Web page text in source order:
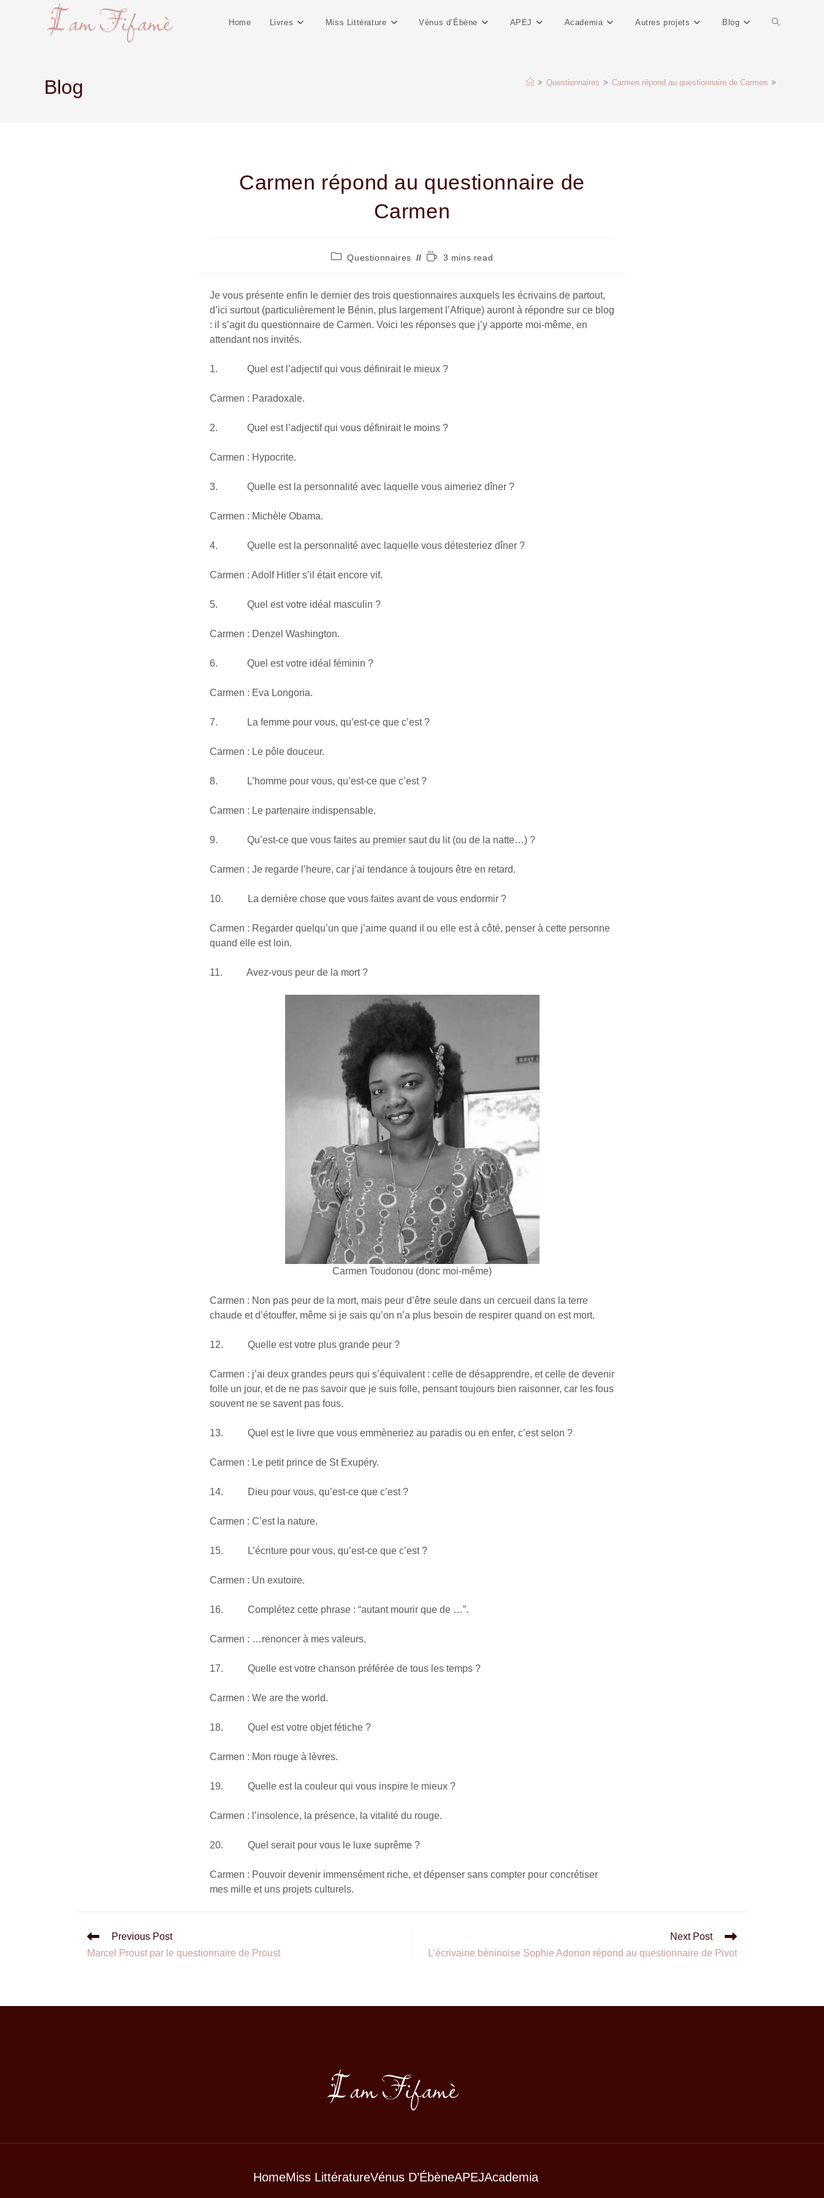
Home Livres Miss Littérature Vénus d’Ébène APEJ Academia Autres projets Blog
Blog > Questionnaires > Carmen répond au questionnaire de Carmen >
Carmen répond au questionnaire de
Carmen
Questionnaires 3 mins read
Je vous présente enfin le dernier des trois questionnaires auxquels les écrivains de partout,
d’ici surtout (particulièrement le Bénin, plus largement l’Afrique) auront à répondre sur ce blog
: il s’agit du questionnaire de Carmen. Voici les réponses que j’y apporte moi-même, en
attendant nos invités.
1. Quel est l’adjectif qui vous définirait le mieux ?
Carmen : Paradoxale.
2. Quel est l’adjectif qui vous définirait le moins ?
Carmen : Hypocrite.
3. Quelle est la personnalité avec laquelle vous aimeriez dîner ?
Carmen : Michèle Obama.
4. Quelle est la personnalité avec laquelle vous détesteriez dîner ?
Carmen : Adolf Hitler s’il était encore vif.
5. Quel est votre idéal masculin ?
Carmen : Denzel Washington.
6. Quel est votre idéal féminin ?
Carmen : Eva Longoria.
7. La femme pour vous, qu’est-ce que c’est ?
Carmen : Le pôle douceur.
8. L’homme pour vous, qu’est-ce que c’est ?
Carmen : Le partenaire indispensable.
9. Qu’est-ce que vous faites au premier saut du lit (ou de la natte…) ?
Carmen : Je regarde l’heure, car j’ai tendance à toujours être en retard.
10. La dernière chose que vous faites avant de vous endormir ?
Carmen : Regarder quelqu’un que j’aime quand il ou elle est à côté, penser à cette personne
quand elle est loin.
11. Avez-vous peur de la mort ?
Carmen Toudonou (donc moi-même)
Carmen : Non pas peur de la mort, mais peur d’être seule dans un cercueil dans la terre
chaude et d’étouffer, même si je sais qu’on n’a plus besoin de respirer quand on est mort.
12. Quelle est votre plus grande peur ?
Carmen : j’ai deux grandes peurs qui s’équivalent : celle de désapprendre, et celle de devenir
folle un jour, et de ne pas savoir que je suis folle, pensant toujours bien raisonner, car les fous
souvent ne se savent pas fous.
13. Quel est le livre que vous emmèneriez au paradis ou en enfer, c’est selon ?
Carmen : Le petit prince de St Exupéry.
14. Dieu pour vous, qu’est-ce que c’est ?
Carmen : C’est la nature.
15. L’écriture pour vous, qu’est-ce que c’est ?
Carmen : Un exutoire.
16. Complétez cette phrase : “autant mourir que de …”.
Carmen : …renoncer à mes valeurs.
17. Quelle est votre chanson préférée de tous les temps ?
Carmen : We are the world.
18. Quel est votre objet fétiche ?
Carmen : Mon rouge à lèvres.
19. Quelle est la couleur qui vous inspire le mieux ?
Carmen : l’insolence, la présence, la vitalité du rouge.
20. Quel serait pour vous le luxe suprême ?
Carmen : Pouvoir devenir immensément riche, et dépenser sans compter pour concrétiser
mes mille et uns projets culturels.
Previous Post
Marcel Proust par le questionnaire de Proust
Next Post
L’écrivaine béninoise Sophie Adonon répond au questionnaire de Pivot
HomeMiss LittératureVénus D’ÉbèneAPEJAcademia